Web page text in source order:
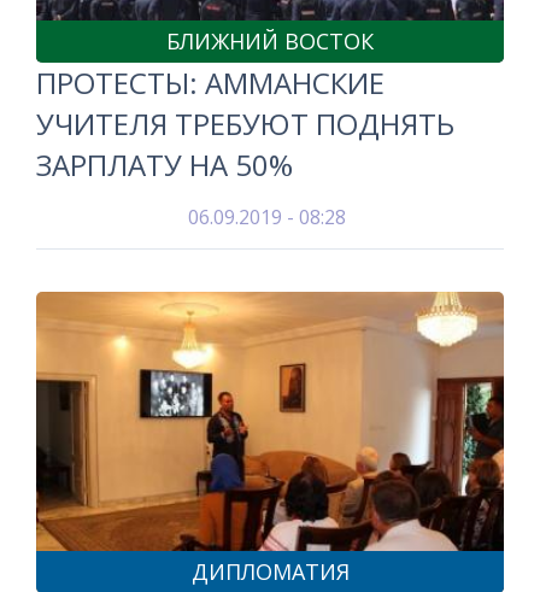
БЛИЖНИЙ ВОСТОК
ПРОТЕСТЫ: АММАНСКИЕ
УЧИТЕЛЯ ТРЕБУЮТ ПОДНЯТЬ
ЗАРПЛАТУ НА 50%
06.09.2019 - 08:28
ДИПЛОМАТИЯ